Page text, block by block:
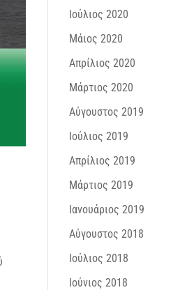
Ιούλιος 2020
Μάιος 2020
Απρίλιος 2020
Μάρτιος 2020
Αύγουστος 2019
Ιούλιος 2019
Απρίλιος 2019
Μάρτιος 2019
Ιανουάριος 2019
Αύγουστος 2018
Ιούλιος 2018
Ιούνιος 2018